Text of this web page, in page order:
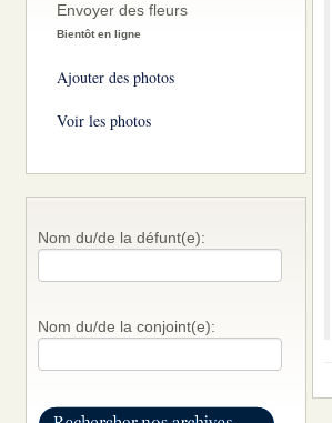
Envoyer des fleurs
Bientôt en ligne
Ajouter des photos
Voir les photos
Nom du/de la défunt(e):
Nom du/de la conjoint(e):